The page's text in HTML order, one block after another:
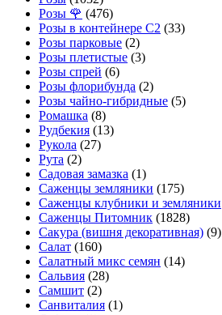
Розы 🌹 (476)
Розы в контейнере С2 (33)
Розы парковые (2)
Розы плетистые (3)
Розы спрей (6)
Розы флорибунда (2)
Розы чайно-гибридные (5)
Ромашка (8)
Рудбекия (13)
Рукола (27)
Рута (2)
Садовая замазка (1)
Саженцы земляники (175)
Саженцы клубники и земляники
Саженцы Питомник (1828)
Сакура (вишня декоративная) (9)
Салат (160)
Салатный микс семян (14)
Сальвия (28)
Самшит (2)
Санвиталия (1)